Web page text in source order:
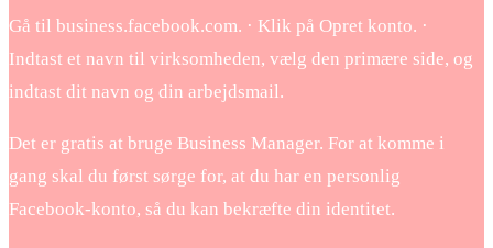
Gå til business.facebook.com. · Klik på Opret konto. ·
Indtast et navn til virksomheden, vælg den primære side, og
indtast dit navn og din arbejdsmail.
Det er gratis at bruge Business Manager. For at komme i
gang skal du først sørge for, at du har en personlig
Facebook-konto, så du kan bekræfte din identitet.